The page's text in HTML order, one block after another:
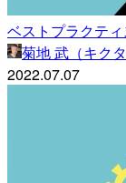
ベストプラクテ
菊地 武（キクタ
2022.07.07